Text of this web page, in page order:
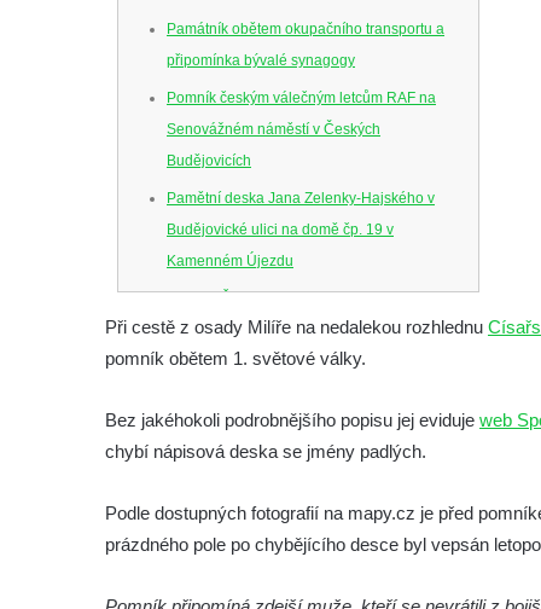
Památník obětem okupačního transportu a
připomínka bývalé synagogy
Pomník českým válečným letcům RAF na
Senovážném náměstí v Českých
Budějovicích
Pamětní deska Jana Zelenky-Hajského v
Budějovické ulici na domě čp. 19 v
Kamenném Újezdu
Kenotaf Šimona Valhy na starém hřbitově v
Kamenném Újezdě
Kenotaf Václava B. Hájka na starém
Pomník obětem válek na Náměstí v
Kamenném Újezdě
Kenotaf Jana Mojžiše na hřbitově ve
Velešíně
Velešíně
Při cestě z osady Milíře na nedalekou rozhlednu
pomník obětem 1. světové války.
Bez jakéhokoli podrobnějšího popisu jej eviduje web
chybí nápisová deska se jmény padlých.
Podle dostupných fotografií na mapy.cz je před
prázdného pole po chybějícího desce byl vepsán